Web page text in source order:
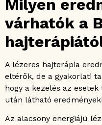
Milyen
várhatók a
A lézeres hajterápia
eltérők, de a gyakorlati
hogy a kezelés az
után látható
Az alacsony energiájú